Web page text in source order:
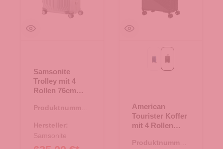
Samsonite
Trolley mit 4
Rollen 76cm
Aluminium
Produktnummer:
Hersteller:
Samsonite
midnight navy
onyx black
American
Tourister Koffer
mit 4 Rollen
onyx black
Produktnummer: